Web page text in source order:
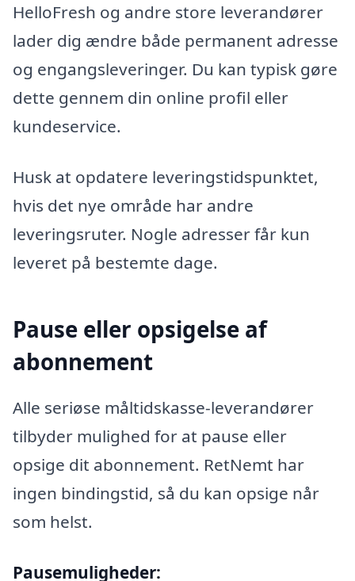
HelloFresh og andre store leverandører
lader dig ændre både permanent adresse
og engangsleveringer. Du kan typisk gøre
dette gennem din online profil eller
kundeservice.
Husk at opdatere leveringstidspunktet,
hvis det nye område har andre
leveringsruter. Nogle adresser får kun
leveret på bestemte dage.
Pause eller opsigelse af
abonnement
Alle seriøse måltidskasse-leverandører
tilbyder mulighed for at pause eller
opsige dit abonnement. RetNemt har
ingen bindingstid, så du kan opsige når
som helst.
Pausemuligheder: